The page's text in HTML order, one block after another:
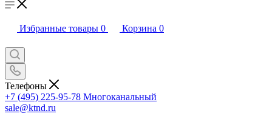
Избранные товары 0 Корзина 0
Телефоны
+7 (495) 225-95-78 Многоканальный
sale@ktnd.ru